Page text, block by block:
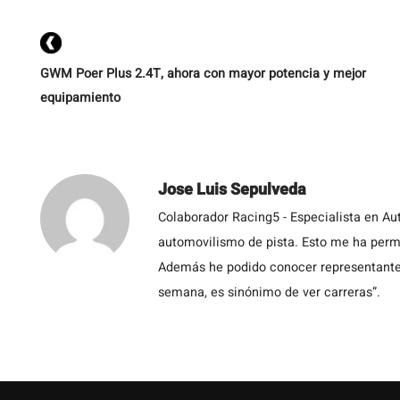
GWM Poer Plus 2.4T, ahora con mayor potencia y mejor
equipamiento
Jose Luis Sepulveda
Colaborador Racing5 - Especialista en
automovilismo de pista. Esto me ha
Además he podido conocer
semana, es sinónimo de ver carreras”.